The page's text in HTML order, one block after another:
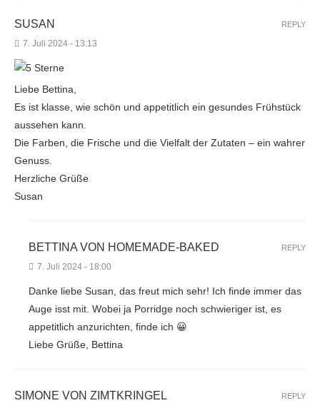
SUSAN
7. Juli 2024 - 13:13
Liebe Bettina,
Es ist klasse, wie schön und appetitlich ein gesundes Frühstück
aussehen kann.
Die Farben, die Frische und die Vielfalt der Zutaten – ein wahrer
Genuss.
Herzliche Grüße
Susan
REPLY
BETTINA VON HOMEMADE-BAKED
7. Juli 2024 - 18:00
Danke liebe Susan, das freut mich sehr! Ich finde immer das
Auge isst mit. Wobei ja Porridge noch schwieriger ist, es
appetitlich anzurichten, finde ich 😀
Liebe Grüße, Bettina
REPLY
SIMONE VON ZIMTKRINGEL REPLY